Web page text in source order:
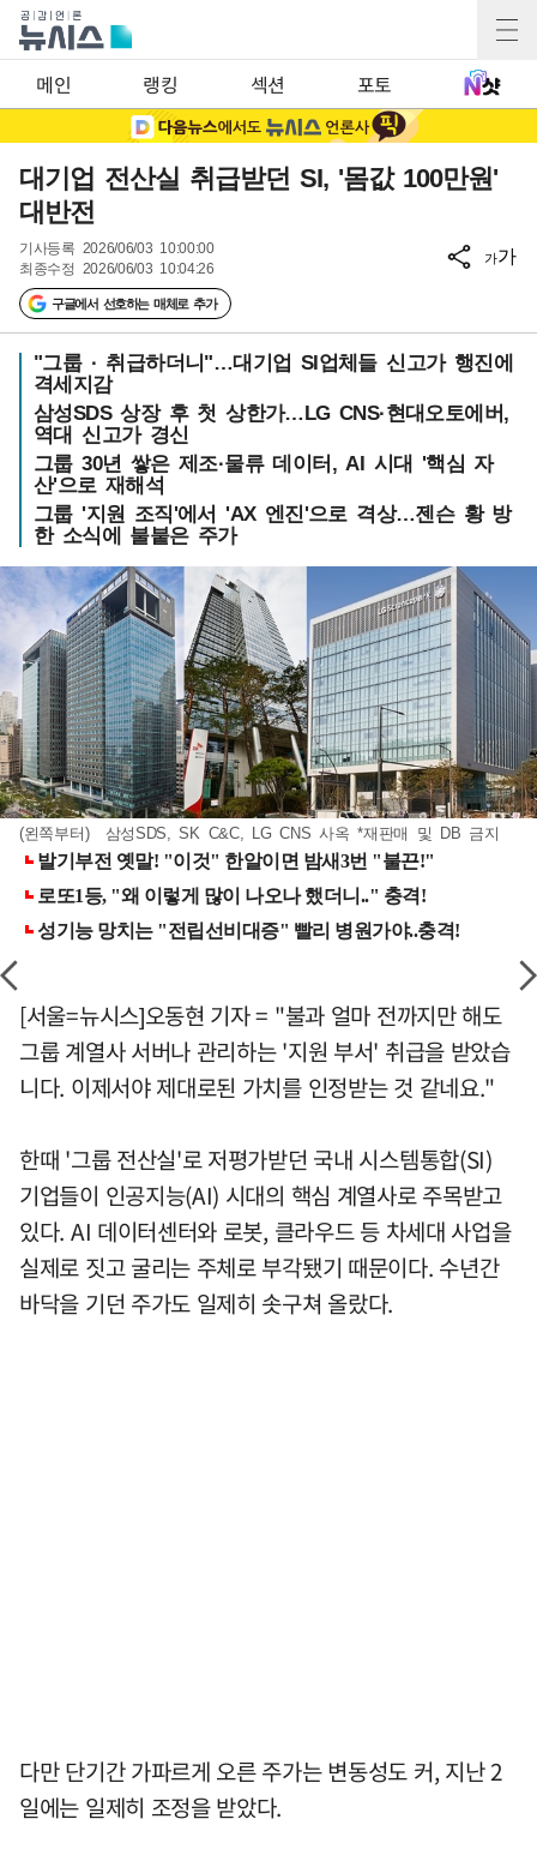
메인 랭킹 섹션 포토
대기업 전산실 취급받던 SI, '몸값 100만원'
대반전
기사등록 2026/06/03 10:00:00
최종수정 2026/06/03 10:04:26
구글에서 선호하는 매체로 추가
가가
"그룹 · 취급하더니"…대기업 SI업체들 신고가 행진에
격세지감
삼성SDS 상장 후 첫 상한가…LG CNS·현대오토에버,
역대 신고가 경신
그룹 30년 쌓은 제조·물류 데이터, AI 시대 '핵심 자
산'으로 재해석
그룹 '지원 조직'에서 'AX 엔진'으로 격상…젠슨 황 방
한 소식에 불붙은 주가
(왼쪽부터) 삼성SDS, SK C&C, LG CNS 사옥 *재판매 및 DB 금지
[서울=뉴시스]오동현 기자 = "불과 얼마 전까지만 해도
그룹 계열사 서버나 관리하는 '지원 부서' 취급을 받았습
니다. 이제서야 제대로된 가치를 인정받는 것 같네요."
한때 '그룹 전산실'로 저평가받던 국내 시스템통합(SI)
기업들이 인공지능(AI) 시대의 핵심 계열사로 주목받고
있다. AI 데이터센터와 로봇, 클라우드 등 차세대 사업을
실제로 짓고 굴리는 주체로 부각됐기 때문이다. 수년간
바닥을 기던 주가도 일제히 솟구쳐 올랐다.
다만 단기간 가파르게 오른 주가는 변동성도 커, 지난 2
일에는 일제히 조정을 받았다.